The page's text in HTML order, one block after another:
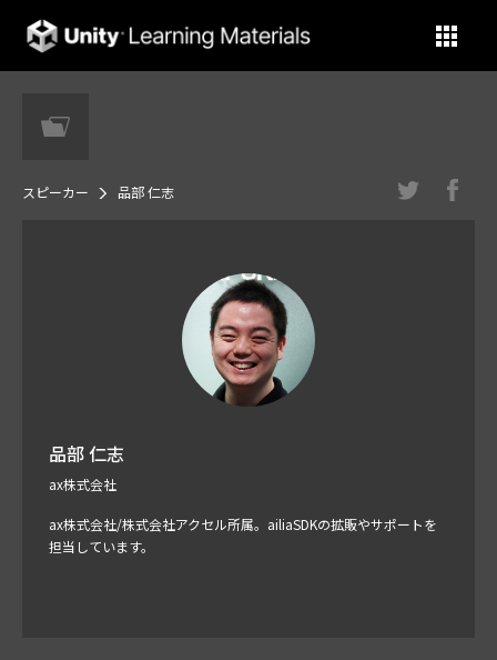
Unity Learning Materials
スピーカー 品部 仁志
品部 仁志
ax株式会社
ax株式会社/株式会社アクセル所属。ailiaSDKの拡販やサポートを
担当しています。